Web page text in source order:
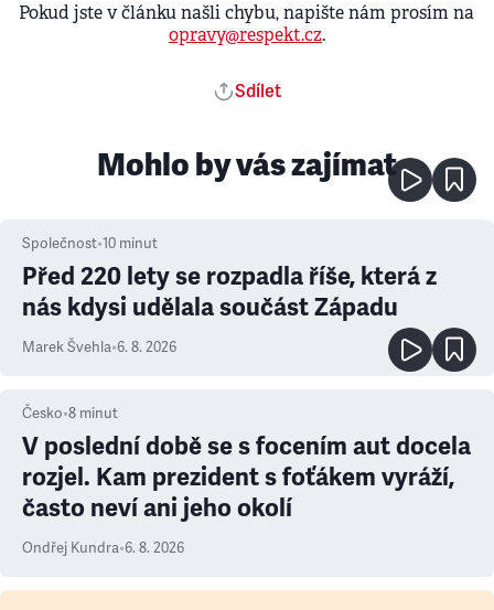
Pokud jste v článku našli chybu, napište nám prosím na
opravy@respekt.cz.
Sdílet
Mohlo by vás zajímat
Společnost•10 minut
Před 220 lety se rozpadla říše, která z
nás kdysi udělala součást Západu
Marek Švehla•6. 8. 2026
Česko•8 minut
V poslední době se s focením aut docela
rozjel. Kam prezident s foťákem vyráží,
často neví ani jeho okolí
Ondřej Kundra•6. 8. 2026